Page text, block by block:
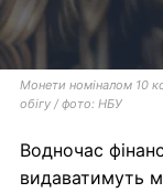
Монети номіналом 10
обігу / фото: НБУ
Водночас
видаватимуть